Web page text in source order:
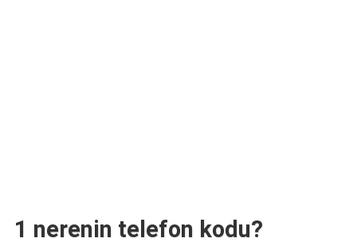
1 nerenin telefon kodu?